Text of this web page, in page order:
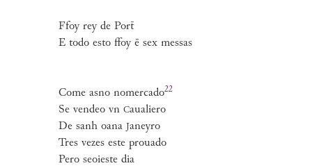
Ffoy rey de Port̄
E todo esto ffoy ē sex messas
Come asnonomercado22
Se vendeo vnCaualiero
De sanh oana Janeyro
Tres vezes este prouado
Pero seoieste dia